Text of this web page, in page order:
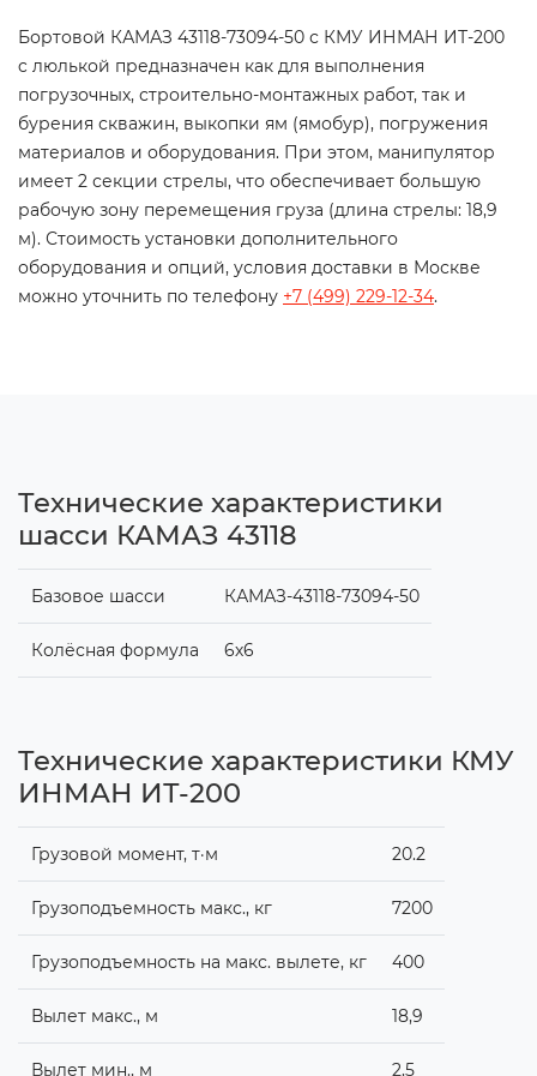
Бортовой КАМАЗ 43118-73094-50 с КМУ ИНМАН ИТ-200
c люлькой предназначен как для выполнения
погрузочных, строительно-монтажных работ, так и
бурения скважин, выкопки ям (ямобур), погружения
материалов и оборудования. При этом, манипулятор
имеет 2 секции стрелы, что обеспечивает большую
рабочую зону перемещения груза (длина стрелы: 18,9
м). Стоимость установки дополнительного
оборудования и опций, условия доставки в Москве
можно уточнить по телефону +7 (499) 229-12-34.
Технические характеристики
шасси КАМАЗ 43118
Базовое шасси КАМАЗ-43118-73094-50
Колёсная формула 6х6
Технические характеристики КМУ
ИНМАН ИТ-200
Грузовой момент, т·м 20.2
Грузоподъемность макс., кг 7200
Грузоподъемность на макс. вылете, кг 400
Вылет макс., м 18,9
Вылет мин., м 2,5